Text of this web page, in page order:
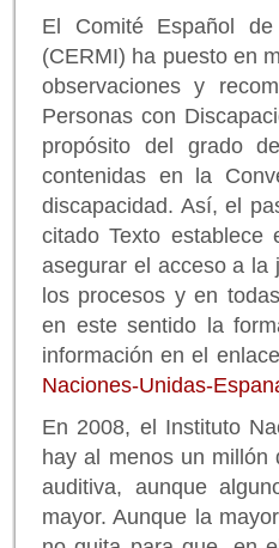
El Comité Español de
(CERMI) ha puesto en
observaciones y
Personas con
propósito del grado
contenidas en la
discapacidad. Así, el
citado Texto
asegurar el acceso a la
los procesos y en
en este sentido la
información en el
Naciones-Unidas-
En 2008, el Instituto
hay al menos un millón
auditiva, aunque
mayor. Aunque la